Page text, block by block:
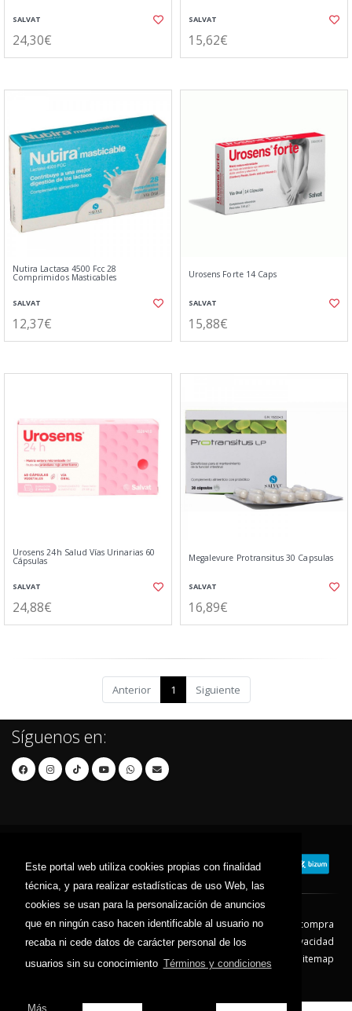
Este portal web utiliza cookies propias con finalidad
técnica, y para realizar estadísticas de uso Web, las
cookies se usan para la personalización de anuncios
que en ningún caso hacen identificable al usuario no
recaba ni cede datos de carácter personal de los
usuarios sin su conocimiento Términos y condiciones
Más
SALVAT
24,30€
SALVAT
15,62€
Nutira Lactasa 4500 Fcc 28
Comprimidos Masticables
SALVAT
12,37€
Urosens Forte 14 Caps
SALVAT
15,88€
Urosens 24h Salud Vías Urinarias 60
Cápsulas
SALVAT
24,88€
Megalevure Protransitus 30 Capsulas
SALVAT
16,89€
Anterior 1 Siguiente
Síguenos en:
Contacto Aviso Legal
Condiciones de compra
Política de envíos
Política de devolución
Política de Privacidad
Política de Cookies
Sitemap